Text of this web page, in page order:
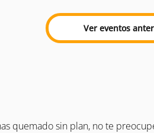
Ver eventos
quemado sin plan, no te